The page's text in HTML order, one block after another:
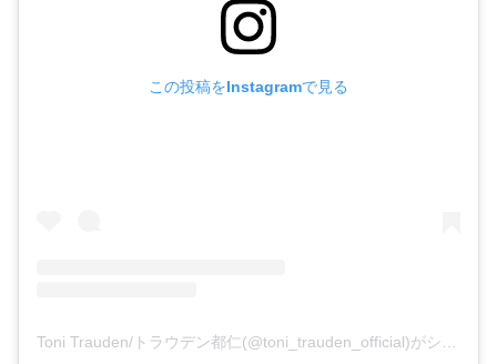
この投稿をInstagramで見る